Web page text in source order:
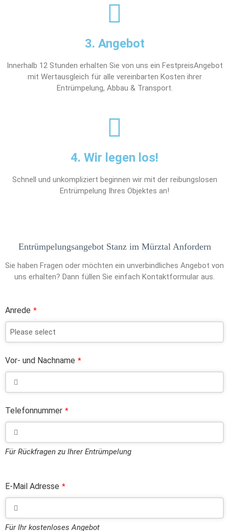
3. Angebot
Innerhalb 12 Stunden erhalten Sie von uns ein FestpreisAngebot
mit Wertausgleich für alle vereinbarten Kosten ihrer
Entrümpelung, Abbau & Transport.
4. Wir legen los!
Schnell und unkompliziert beginnen wir mit der reibungslosen
Entrümpelung Ihres Objektes an!
Entrümpelungsangebot Stanz im Mürztal Anfordern
Sie haben Fragen oder möchten ein unverbindliches Angebot von
uns erhalten? Dann füllen Sie einfach Kontaktformular aus.
Anrede *
Vor- und Nachname *
Telefonnummer *
Für Rückfragen zu Ihrer Entrümpelung
E-Mail Adresse *
Für Ihr kostenloses Angebot